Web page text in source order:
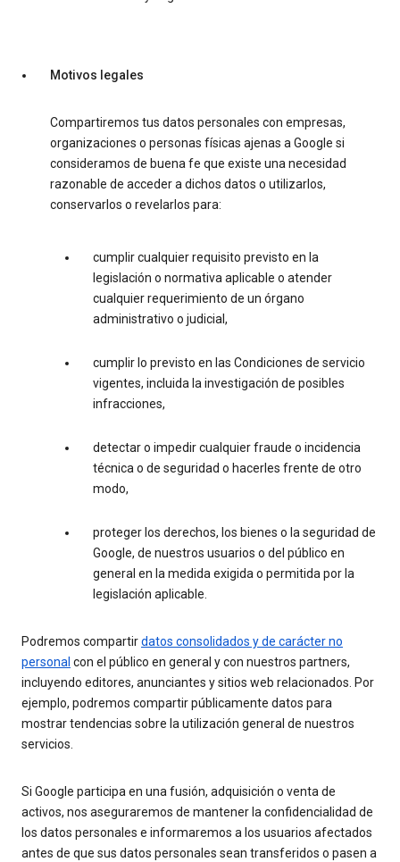
Motivos legales
Compartiremos tus datos personales con empresas,
organizaciones o personas físicas ajenas a Google si
consideramos de buena fe que existe una necesidad
razonable de acceder a dichos datos o utilizarlos,
conservarlos o revelarlos para:
cumplir cualquier requisito previsto en la
legislación o normativa aplicable o atender
cualquier requerimiento de un órgano
administrativo o judicial,
cumplir lo previsto en las Condiciones de servicio
vigentes, incluida la investigación de posibles
infracciones,
detectar o impedir cualquier fraude o incidencia
técnica o de seguridad o hacerles frente de otro
modo,
proteger los derechos, los bienes o la seguridad de
Google, de nuestros usuarios o del público en
general en la medida exigida o permitida por la
legislación aplicable.
Podremos compartirdatos consolidados y de carácter no
personal con el público en general y con nuestros partners,
incluyendo editores, anunciantes y sitios web relacionados. Por
ejemplo, podremos compartir públicamente datos para
mostrar tendencias sobre la utilización general de nuestros
servicios.
Si Google participa en una fusión, adquisición o venta de
activos, nos aseguraremos de mantener la confidencialidad de
los datos personales e informaremos a los usuarios afectados
antes de que sus datos personales sean transferidos o pasen a